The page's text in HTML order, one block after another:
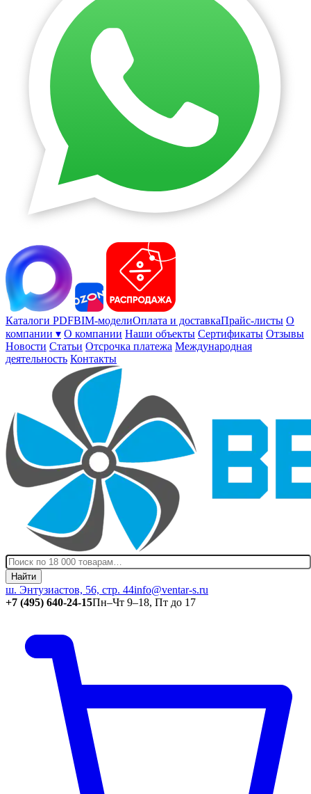
Каталоги PDFBIM-моделиОплата и доставкаПрайс-листы О
компании ▾ О компании Наши объекты Сертификаты Отзывы
Новости Статьи Отсрочка платежа Международная
деятельность Контакты
Найти
ш. Энтузиастов, 56, стр. 44info@ventar-s.ru
+7 (495) 640-24-15Пн–Чт 9–18, Пт до 17